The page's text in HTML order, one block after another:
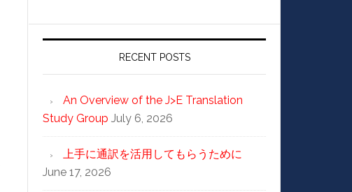
RECENT POSTS
An Overview of the J>E Translation
Study Group July 6, 2026
上手に通訳を活用してもらうために
June 17, 2026